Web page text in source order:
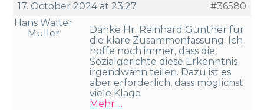
17. October 2024 at 23:27
#36580
Hans Walter
Müller
Danke Hr. Reinhard Günther für
die klare Zusammenfassung. Ich
hoffe noch immer, dass die
Sozialgerichte diese Erkenntnis
irgendwann teilen. Dazu ist es
aber erforderlich, dass möglichst
viele Klage
Mehr ...